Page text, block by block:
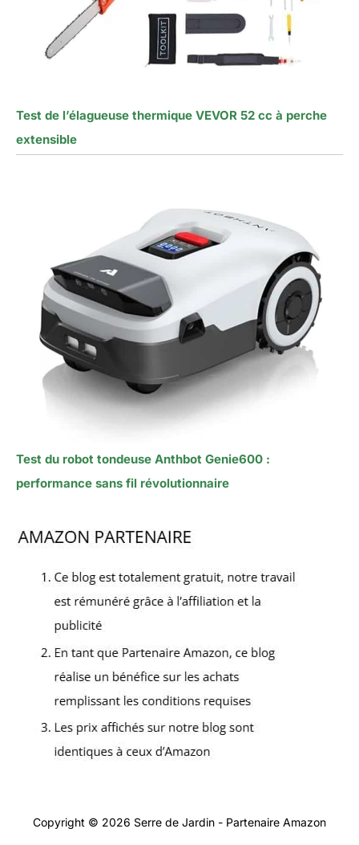
Test de l’élagueuse thermique VEVOR 52 cc à perche
extensible
Test du robot tondeuse Anthbot Genie600 :
performance sans fil révolutionnaire
Copyright © 2026 Serre de Jardin - Partenaire Amazon